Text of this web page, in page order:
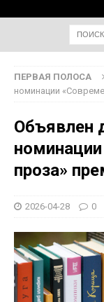
ПЕРВАЯ ПОЛОСА
номинации
Объявлен
проза»
2026-04-28 0